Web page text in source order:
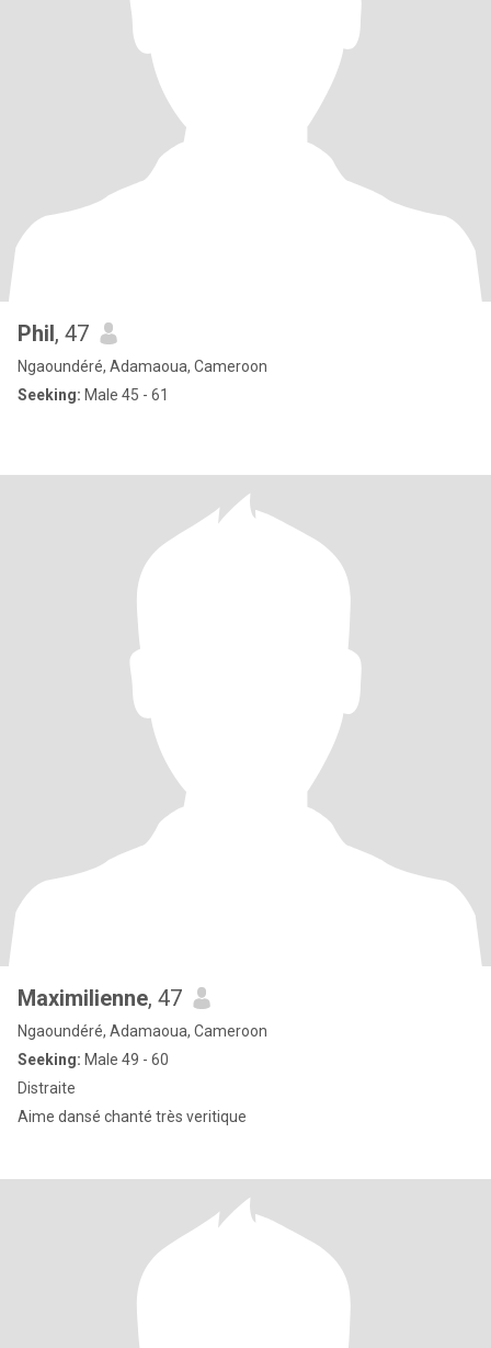
Phil, 47
Ngaoundéré, Adamaoua, Cameroon
Seeking: Male 45 - 61
Maximilienne, 47
Ngaoundéré, Adamaoua, Cameroon
Seeking: Male 49 - 60
Distraite
Aime dansé chanté très veritique